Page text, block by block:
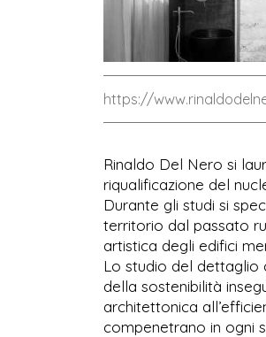
https://
Rinaldo Del Nero si
riqualificazione del
Durante gli studi si
territorio dal passato
artistica degli edifici
Lo studio del dettaglio
della sostenibilità
architettonica
compenetrano in ogni